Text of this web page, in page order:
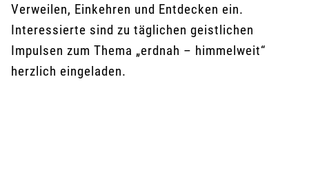
Verweilen, Einkehren und Entdecken ein.
Interessierte sind zu täglichen geistlichen
Impulsen zum Thema „erdnah – himmelweit“
herzlich eingeladen.